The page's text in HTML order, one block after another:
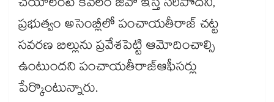
ప్రభుత్వం అసెంబ్లీలో పంచాయతీరాజ్ చట్ట
సవరణ బిల్లును ప్రవేశపెట్టి ఆమోదించాల్సి
ఉంటుందని పంచాయతీరాజ్​ఆఫీసర్లు
పేర్కొంటున్నారు.